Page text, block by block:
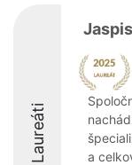
Laureáti
Jaspis
a